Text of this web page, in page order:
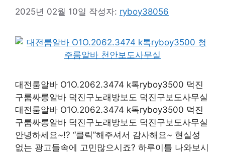
2025년 02월 10일 작성자: ryboy38056
대전룸알바 O1O.2062.3474 k톡ryboy3500 덕진
구룸싸롱알바 덕진구노래방보도 덕진구보도사무실
대전룸알바 O1O.2062.3474 k톡ryboy3500 덕진
구룸싸롱알바 덕진구노래방보도 덕진구보도사무실
안녕하세요~!? “클릭”해주셔서 감사해요~ 현실성
없는 광고들속에 고민많으시죠? 하루이틀 나와보시